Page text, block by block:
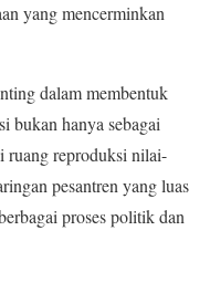
yang mencerminkan
dalam membentuk
bukan hanya sebagai
ruang reproduksi nilai-
pesantren yang luas
proses politik dan